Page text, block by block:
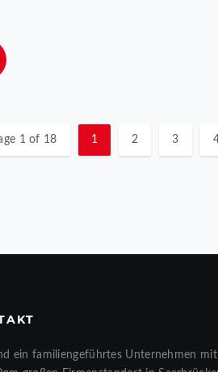
1 of 18 1 2 3
ein familiengeführtes Unternehmen